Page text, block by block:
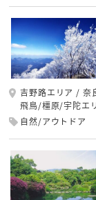
吉野路エリア 奈
飛鳥/橿原/宇陀エ
自然/アウトドア